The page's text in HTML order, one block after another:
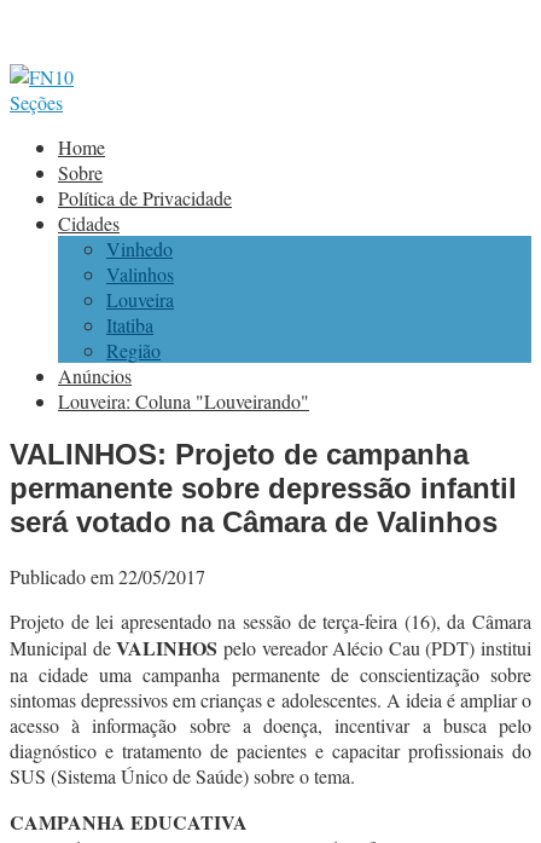
Seções
Home
Sobre
Política de Privacidade
Cidades
Vinhedo
Valinhos
Louveira
Itatiba
Região
Anúncios
Louveira: Coluna "Louveirando"
VALINHOS: Projeto de campanha
permanente sobre depressão infantil
será votado na Câmara de Valinhos
Publicado em 22/05/2017
Projeto de lei apresentado na sessão de terça-feira (16), da Câmara
Municipal deVALINHOS pelo vereador Alécio Cau (PDT) institui
na cidade uma campanha permanente de conscientização sobre
sintomas depressivos em crianças e adolescentes. A ideia é ampliar o
acesso à informação sobre a doença, incentivar a busca pelo
diagnóstico e tratamento de pacientes e capacitar profissionais do
SUS (Sistema Único de Saúde) sobre o tema.
CAMPANHA EDUCATIVA